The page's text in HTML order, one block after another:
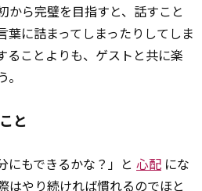
から完璧を目指すと、話すこと
葉に詰まってしまったりしてしま
ることよりも、ゲストと共に楽
と
にもできるかな？」と 心配 にな
はやり続ければ慣れるのでほと